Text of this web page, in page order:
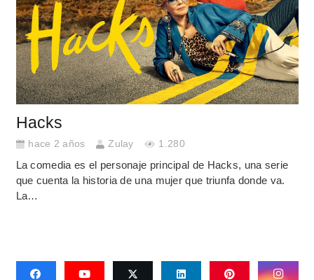
Hacks
hace 2 años Zulay 1.280
La comedia es el personaje principal de Hacks, una serie
que cuenta la historia de una mujer que triunfa donde va.
La…